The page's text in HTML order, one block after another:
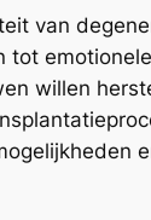
van
tot
willen